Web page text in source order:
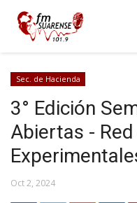
Sec. de Hacienda
3° Edición
Abiertas -
Oct 2, 2024